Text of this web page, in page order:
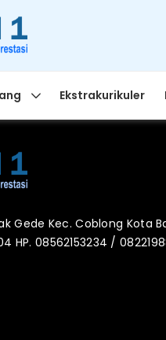
Ekstrakurikuler
Gede Kec. Coblong Kota
HP. 08562153234 /